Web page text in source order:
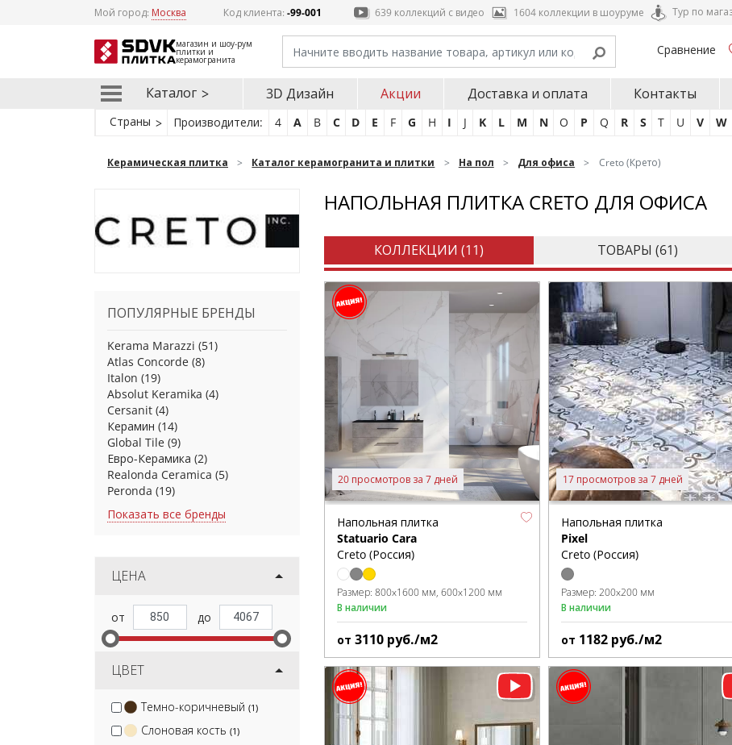
Мой город: Москва Код клиента:-99-001 639 коллекций с видео 1604 коллекции в шоуруме Тур по
магазин и шоу-рум
плитки и
керамогранита
Сравнение
Каталог 3D Дизайн Акции Доставка и оплата Контакты
Страны Производители: 4 A B C D E F G H I J K L M N O P Q R S T U V W
Керамическая плитка Каталог керамогранита и плитки На пол Для офиса Creto (Крето)
ПОПУЛЯРНЫЕ БРЕНДЫ
Kerama Marazzi (51)
Atlas Concorde (8)
Italon (19)
Absolut Keramika (4)
Cersanit (4)
Керамин (14)
Global Tile (9)
Евро-Керамика (2)
Realonda Ceramica (5)
Peronda (19)
Показать все бренды
ЦЕНА
ЦВЕТ
Темно-коричневый (1)
Слоновая кость (1)
НАПОЛЬНАЯ ПЛИТКА CRETO ДЛЯ ОФИСА
КОЛЛЕКЦИИ (11) ТОВАРЫ (61)
20 просмотров за 7 дней
Напольная плитка
Statuario Cara
Creto (Россия)
Размер: 800x1600 мм 600x1200 мм
В наличии
от 3110 руб./м2
17 просмотров за 7 дней
Напольная плитка
Pixel
Creto (Россия)
Размер:200x200 мм
В наличии
от 1182 руб./м2